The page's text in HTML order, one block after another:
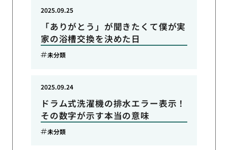
「ありがとう」が聞きたくて僕が実
家の浴槽交換を決めた日
2025.09.25
未分類
ドラム式洗濯機の排水エラー表示！
その数字が示す本当の意味
2025.09.24
未分類